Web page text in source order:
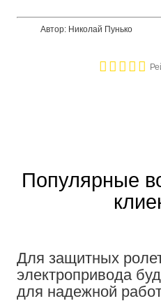
Автор: Николай Пунько
Популярные
Для защитных
электропривода
для надежной